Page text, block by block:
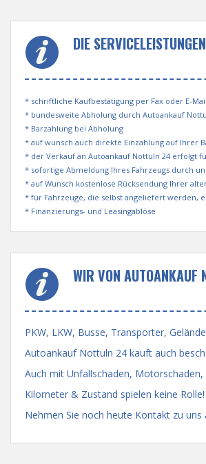
DIE
* schriftliche Kaufbestätigung per Fax oder E-Mail
* bundesweite Abholung durch Autoankauf
* Barzahlung bei Abholung
* auf wunsch auch direkte Einzahlung auf Ihrer
* der Verkauf an Autoankauf Nottuln 24 erfolgt
* sofortige Abmeldung Ihres Fahrzeugs durch
* auf Wunsch kostenlose Rücksendung Ihrer
* für Fahrzeuge, die selbst angeliefert werden,
* Finanzierungs- und Leasingablöse
WIR VON
PKW, LKW, Busse, Transporter,
Autoankauf Nottuln 24 kauft auch
Auch mit Unfallschaden, Motorschaden,
Kilometer & Zustand spielen keine Rolle!
Nehmen Sie noch heute Kontakt zu